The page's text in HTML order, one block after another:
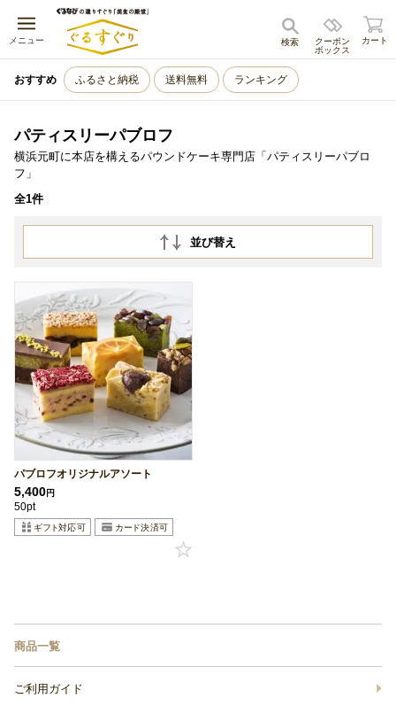
メニュー
キャンセル
クーポン
ボックス
検索 カート
おすすめ ふるさと納税 送料無料 ランキング
パティスリーパブロフ
横浜元町に本店を構えるパウンドケーキ専門店「パティスリーパブロ
フ」
全1件
並び替え
パブロフオリジナルアソート
5,400円
50pt
商品一覧
ご利用ガイド